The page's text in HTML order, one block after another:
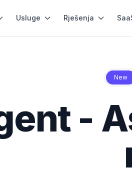
Usluge Rješenja
New
-